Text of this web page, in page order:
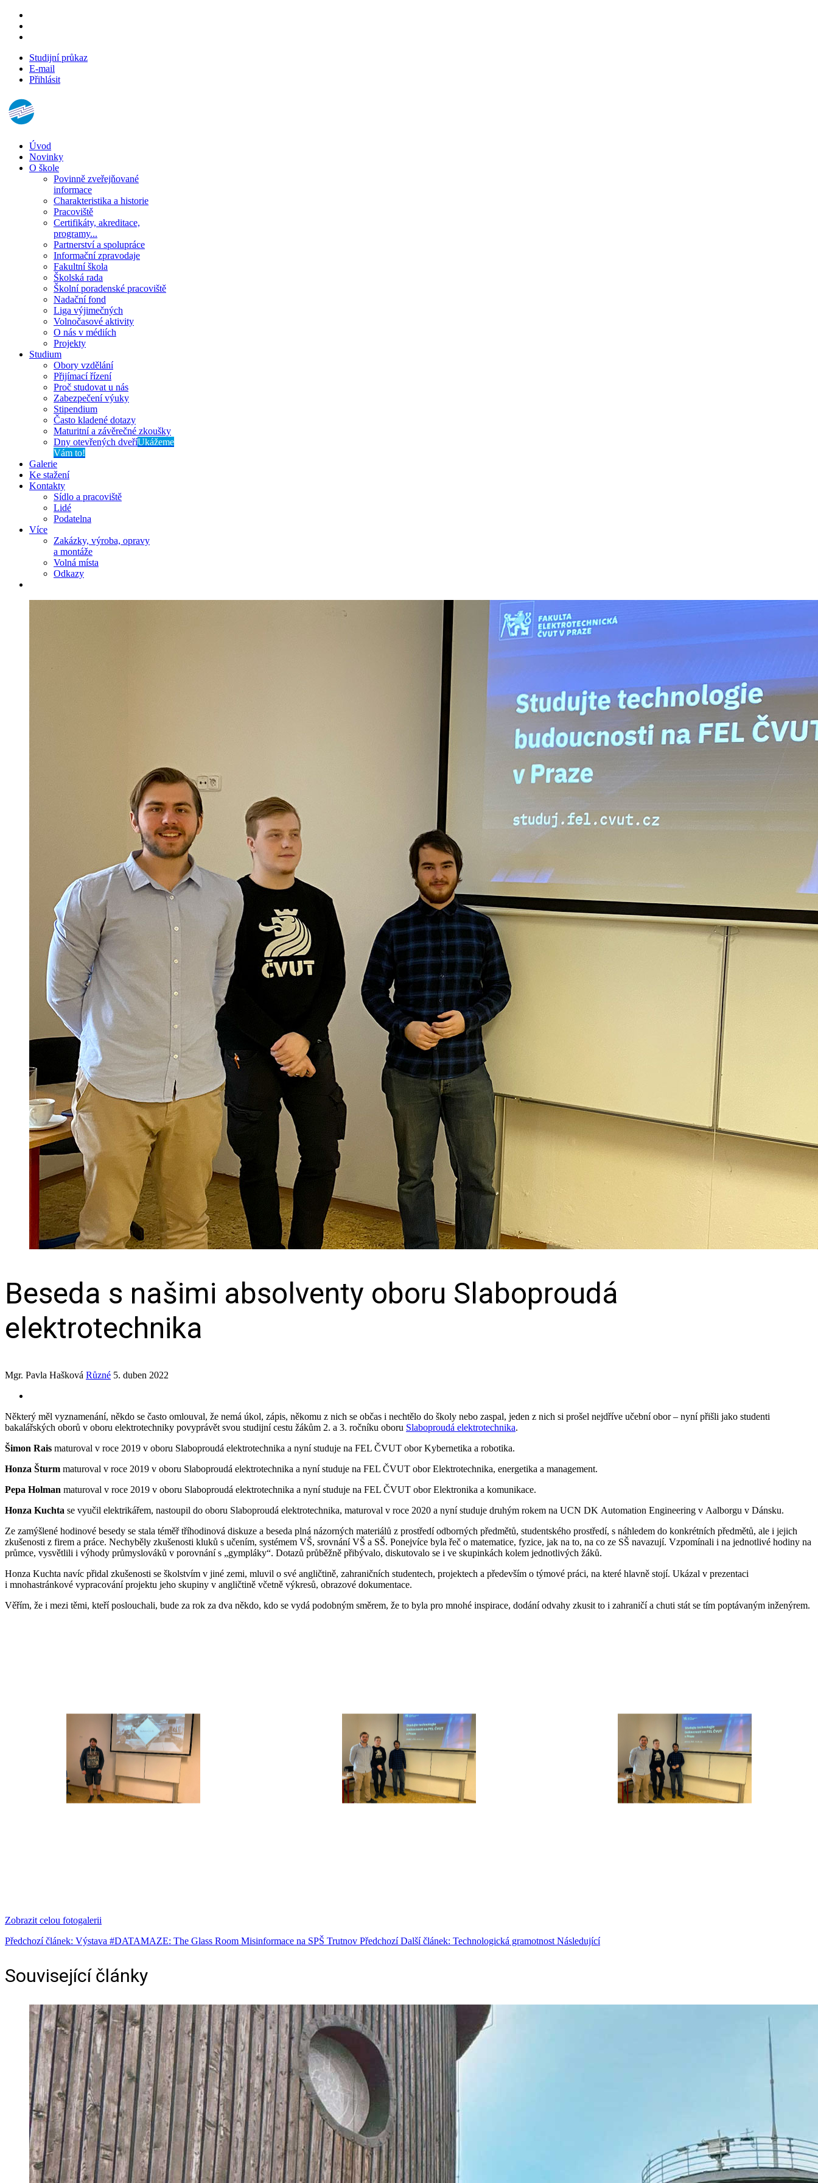
Studijní průkaz
E-mail
Přihlásit
Úvod
Novinky
O škole
Povinně zveřejňované
informace
Charakteristika a historie
Pracoviště
Certifikáty, akreditace,
programy...
Partnerství a spolupráce
Informační zpravodaje
Fakultní škola
Školská rada
Školní poradenské pracoviště
Nadační fond
Liga výjimečných
Volnočasové aktivity
O nás v médiích
Projekty
Studium
Obory vzdělání
Přijímací řízení
Proč studovat u nás
Zabezpečení výuky
Stipendium
Často kladené dotazy
Maturitní a závěrečné zkoušky
Dny otevřených dveříUkážeme
Vám to!
Galerie
Ke stažení
Kontakty
Sídlo a pracoviště
Lidé
Podatelna
Více
Zakázky, výroba, opravy
a montáže
Volná místa
Odkazy
Beseda s našimi absolventy oboru Slaboproudá
elektrotechnika
Mgr. Pavla Hašková Různé 5. duben 2022
Některý měl vyznamenání, někdo se často omlouval, že nemá úkol, zápis, někomu z nich se občas i nechtělo do školy nebo zaspal, jeden z nich si prošel nejdříve učební obor – nyní přišli jako studenti
bakalářských oborů v oboru elektrotechniky povyprávět svou studijní cestu žákům 2. a 3. ročníku oboru Slaboproudá elektrotechnika.
Šimon Rais maturoval v roce 2019 v oboru Slaboproudá elektrotechnika a nyní studuje na FEL ČVUT obor Kybernetika a robotika.
Honza Šturm maturoval v roce 2019 v oboru Slaboproudá elektrotechnika a nyní studuje na FEL ČVUT obor Elektrotechnika, energetika a management.
Pepa Holman maturoval v roce 2019 v oboru Slaboproudá elektrotechnika a nyní studuje na FEL ČVUT obor Elektronika a komunikace.
Honza Kuchta se vyučil elektrikářem, nastoupil do oboru Slaboproudá elektrotechnika, maturoval v roce 2020 a nyní studuje druhým rokem na UCN DK Automation Engineering v Aalborgu v Dánsku.
Ze zamýšlené hodinové besedy se stala téměř tříhodinová diskuze a beseda plná názorných materiálů z prostředí odborných předmětů, studentského prostředí, s náhledem do konkrétních předmětů, ale i jejich
zkušenosti z firem a práce. Nechyběly zkušenosti kluků s učením, systémem VŠ, srovnání VŠ a SŠ. Ponejvíce byla řeč o matematice, fyzice, jak na to, na co ze SŠ navazují. Vzpomínali i na jednotlivé hodiny na
průmce, vysvětlili i výhody průmyslováků v porovnání s „gympláky“. Dotazů průběžně přibývalo, diskutovalo se i ve skupinkách kolem jednotlivých žáků.
Honza Kuchta navíc přidal zkušenosti se školstvím v jiné zemi, mluvil o své angličtině, zahraničních studentech, projektech a především o týmové práci, na které hlavně stojí. Ukázal v prezentaci
i mnohastránkové vypracování projektu jeho skupiny v angličtině včetně výkresů, obrazové dokumentace.
Věřím, že i mezi těmi, kteří poslouchali, bude za rok za dva někdo, kdo se vydá podobným směrem, že to byla pro mnohé inspirace, dodání odvahy zkusit to i zahraničí a chuti stát se tím poptávaným inženýrem.
Zobrazit celou fotogalerii
Předchozí článek: Výstava #DATAMAZE: The Glass Room Misinformace na SPŠ Trutnov Předchozí Další článek: Technologická gramotnost Následující
Související články